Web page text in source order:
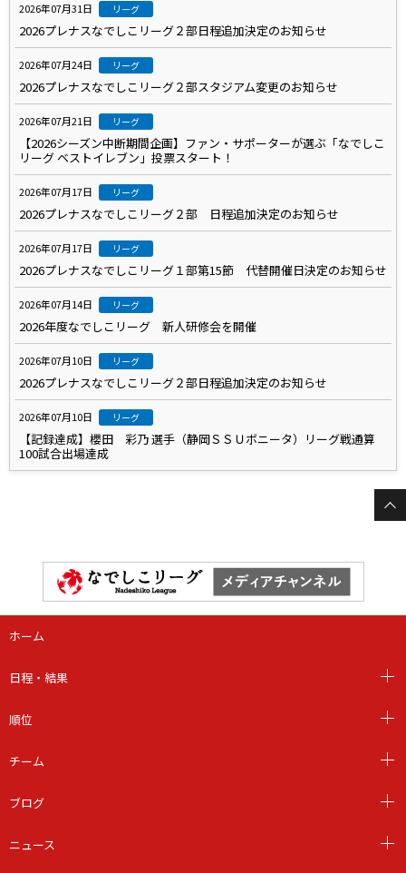
2026年07月31日 リーグ
2026プレナスなでしこリーグ２部日程追加決定のお知らせ
2026年07月24日 リーグ
2026プレナスなでしこリーグ２部スタジアム変更のお知らせ
2026年07月21日 リーグ
【2026シーズン中断期間企画】ファン・サポーターが選ぶ「なでしこ
リーグ ベストイレブン」投票スタート！
2026年07月17日 リーグ
2026プレナスなでしこリーグ２部 日程追加決定のお知らせ
2026年07月17日 リーグ
2026プレナスなでしこリーグ１部第15節 代替開催日決定のお知らせ
2026年07月14日 リーグ
2026年度なでしこリーグ 新人研修会を開催
2026年07月10日 リーグ
2026プレナスなでしこリーグ２部日程追加決定のお知らせ
2026年07月10日 リーグ
【記録達成】櫻田 彩乃 選手（静岡ＳＳＵボニータ）リーグ戦通算
100試合出場達成
ホーム
日程・結果
順位
チーム
ブログ
ニュース